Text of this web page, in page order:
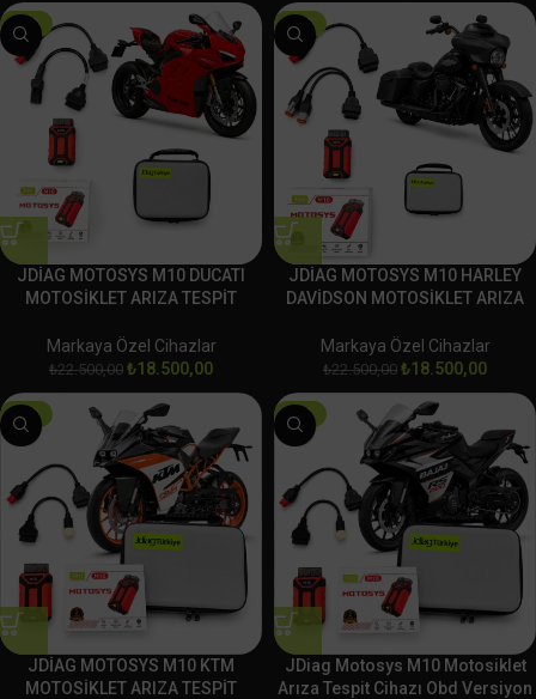
-18%
JDİAG MOTOSYS M10 DUCATI
MOTOSİKLET ARIZA TESPİT
Markaya Özel Cihazlar
₺22.500,00 ₺18.500,00
-18%
JDİAG MOTOSYS M10 HARLEY
DAVİDSON MOTOSİKLET ARIZA
Markaya Özel Cihazlar
₺22.500,00 ₺18.500,00
-18%
JDİAG MOTOSYS M10 KTM
MOTOSİKLET ARIZA TESPİT
-18%
JDiag Motosys M10 Motosiklet
Arıza Tespit Cihazı Obd Versiyon